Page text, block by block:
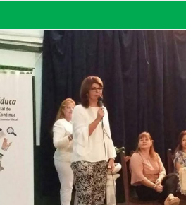
MINISTERIO DE
DE CORRIENTES